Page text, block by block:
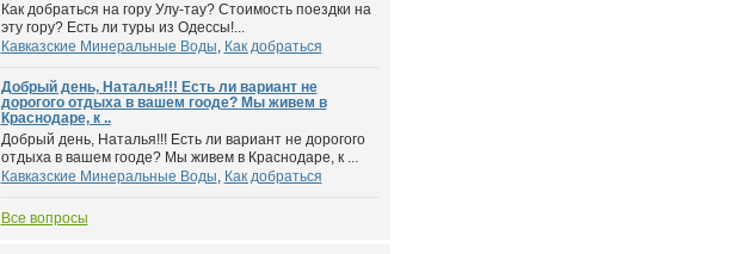
Как добраться на гору Улу-тау? Стоимость поездки на
эту гору? Есть ли туры из Одессы!...
Кавказские Минеральные Воды, Как добраться
Добрый день, Наталья!!! Есть ли вариант не
дорогого отдыха в вашем гооде? Мы живем в
Краснодаре, к ..
Добрый день, Наталья!!! Есть ли вариант не дорогого
отдыха в вашем гооде? Мы живем в Краснодаре, к ...
Кавказские Минеральные Воды, Как добраться
Все вопросы